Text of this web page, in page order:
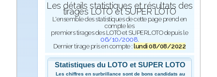
Les détails statistiques et résultats des
tirages LOTO et SUPER LOTO
L'ensemble des statistiques de cette page prend en
compte les
premiers tirages des LOTO et SUPERLOTO depuis le
06/10/2008.
Dernier tirage pris en compte :lundi 08/08/2022
Statistiques du LOTO et SUPER LOTO
Les chiffres en surbrillance sont de bons candidats au